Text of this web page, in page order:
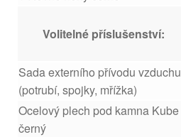
Volitelné příslušenství:
Sada externího přívodu vzduchu
(potrubí, spojky, mřížka)
Ocelový plech pod kamna Kube
černý